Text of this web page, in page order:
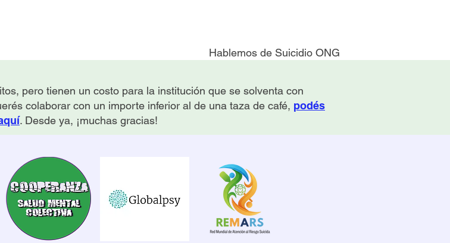
Hablemos de Suicidio ONG
pero tienen un costo para la institución que se solventa con
colaborar con un importe inferior al de una taza de café, podés
. Desde ya, ¡muchas gracias!